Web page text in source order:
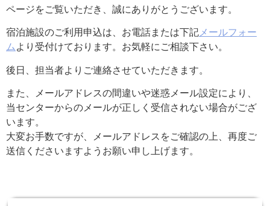
ページをご覧いただき、誠にありがとうございます。
宿泊施設のご利用申込は、お電話または下記メールフォー
ムより受付けております。お気軽にご相談下さい。
後日、担当者よりご連絡させていただきます。
また、メールアドレスの間違いや迷惑メール設定により、
当センターからのメールが正しく受信されない場合がござ
います。
大変お手数ですが、メールアドレスをご確認の上、再度ご
送信くださいますようお願い申し上げます。